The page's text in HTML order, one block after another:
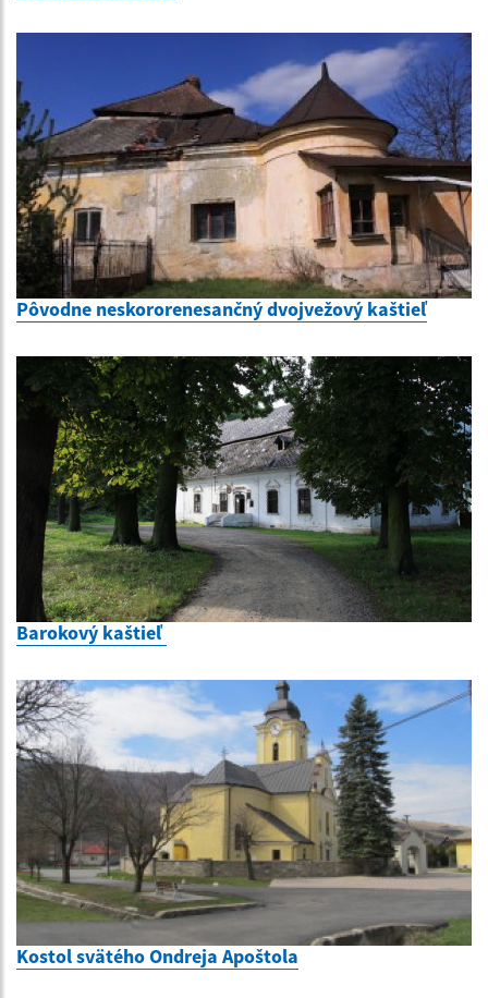
Pôvodne neskororenesančný dvojvežový kaštieľ
Barokový kaštieľ
Kostol svätého Ondreja Apoštola